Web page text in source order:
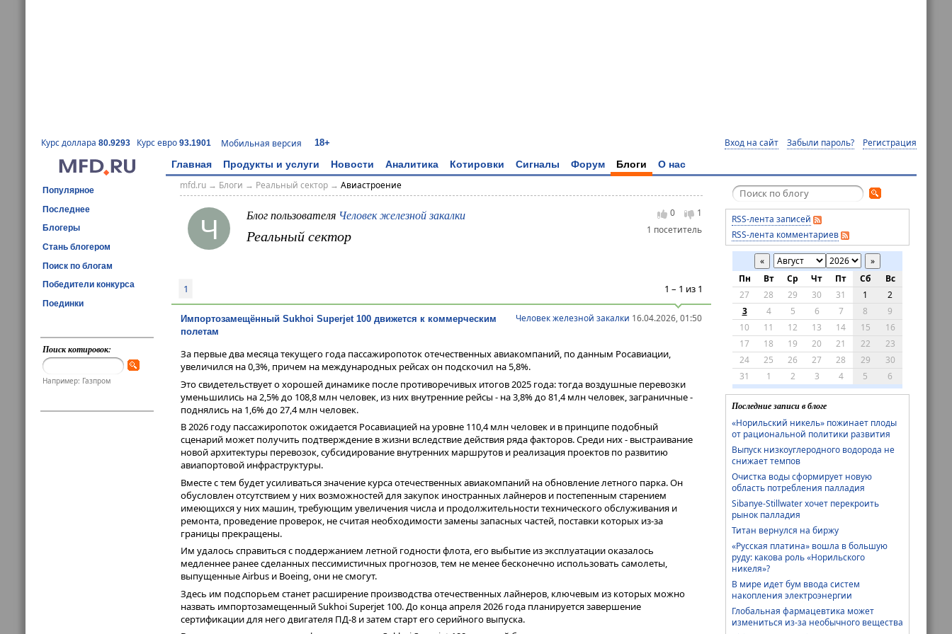
Курс доллара 80.9293 Курс евро 93.1901 Мобильная версия 18+ Вход на сайт Забыли пароль? Регистрация
Главная Продукты и услуги Новости Аналитика Котировки Сигналы Форум Блоги О нас
Популярное
Последнее
Блогеры
Стань блогером
Поиск по блогам
Победители конкурса
Поединки
Поиск котировок:
Например: Газпром
mfd.ru→ Блоги → Реальный сектор→ Авиастроение
0
1
1 посетитель
Ч Блог пользователя Человек железной закалки
Реальный сектор
1 – 1 из 1
1
Человек железной закалки 16.04.2026, 01:50
Импортозамещённый Sukhoi Superjet 100 движется к коммерческим
полетам
За первые два месяца текущего года пассажиропоток отечественных авиакомпаний, по данным Росавиации,
увеличился на 0,3%, причем на международных рейсах он подскочил на 5,8%.
Это свидетельствует о хорошей динамике после противоречивых итогов 2025 года: тогда воздушные перевозки
уменьшились на 2,5% до 108,8 млн человек, из них внутренние рейсы - на 3,8% до 81,4 млн человек, заграничные -
поднялись на 1,6% до 27,4 млн человек.
В 2026 году пассажиропоток ожидается Росавиацией на уровне 110,4 млн человек и в принципе подобный
сценарий может получить подтверждение в жизни вследствие действия ряда факторов. Среди них - выстраивание
новой архитектуры перевозок, субсидирование внутренних маршрутов и реализация проектов по развитию
авиапортовой инфраструктуры.
Вместе с тем будет усиливаться значение курса отечественных авиакомпаний на обновление летного парка. Он
обусловлен отсутствием у них возможностей для закупок иностранных лайнеров и постепенным старением
имеющихся у них машин, требующим увеличения числа и продолжительности технического обслуживания и
ремонта, проведение проверок, не считая необходимости замены запасных частей, поставки которых из-за
границы прекращены.
Им удалось справиться с поддержанием летной годности флота, его выбытие из эксплуатации оказалось
медленнее ранее сделанных пессимистичных прогнозов, тем не менее бесконечно использовать самолеты,
выпущенные Airbus и Boeing, они не смогут.
Здесь им подспорьем станет расширение производства отечественных лайнеров, ключевым из которых можно
назвать импортозамещенный Sukhoi Superjet 100. До конца апреля 2026 года планируется завершение
сертификации для него двигателя ПД-8 и затем старт его серийного выпуска.
RSS-лента записей
RSS-лента комментариев
«
»
Пн
Вт Ср Чт Пт Сб
Вс
27
28 29 30 31 1
2
3
4 5 6 7 8
9
10
11 12 13 14 15
16
17
18 19 20 21 22
23
24
25 26 27 28 29
30
31
1 2 3 4 5 6
Последние записи в блоге
«Норильский никель» пожинает плоды
от рациональной политики развития
Выпуск низкоуглеродного водорода не
снижает темпов
Очистка воды сформирует новую
область потребления палладия
Sibanye-Stillwater хочет перекроить
рынок палладия
Титан вернулся на биржу
«Русская платина» вошла в большую
руду: какова роль «Норильского
никеля»?
В мире идет бум ввода систем
накопления электроэнергии
Глобальная фармацевтика может
измениться из-за необычного вещества